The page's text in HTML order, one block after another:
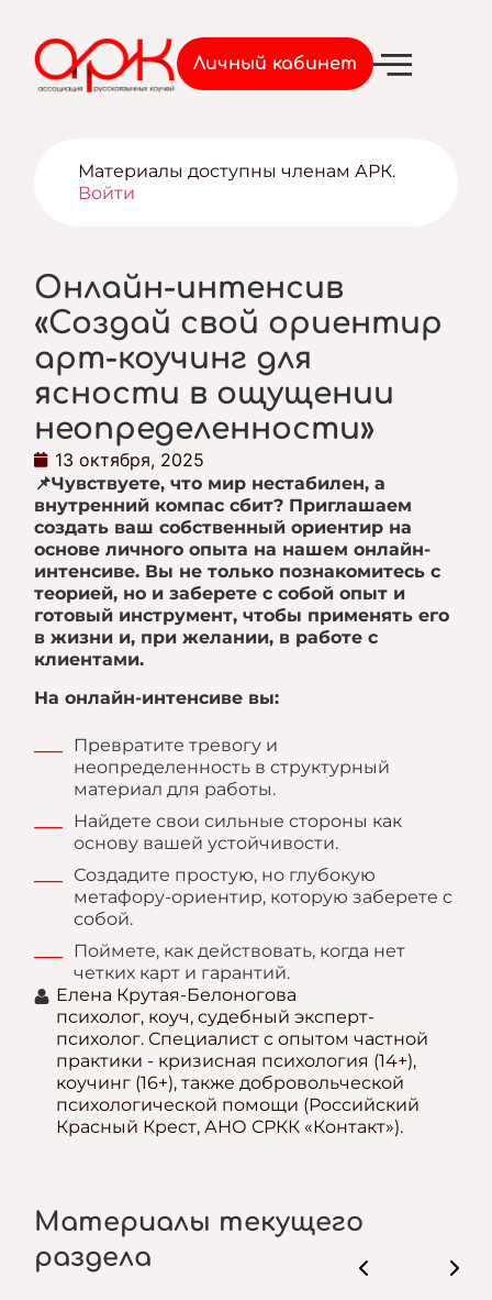
Личный кабинет
Материалы доступны членам АРК.
Войти
Онлайн-интенсив
«Создай свой ориентир
арт-коучинг для
ясности в ощущении
неопределенности»
13 октября, 2025
📌Чувствуете, что мир нестабилен, а
внутренний компас сбит? Приглашаем
создать ваш собственный ориентир на
основе личного опыта на нашем онлайн-
интенсиве. Вы не только познакомитесь с
теорией, но и заберете с собой опыт и
готовый инструмент, чтобы применять его
в жизни и, при желании, в работе с
клиентами.
На онлайн-интенсиве вы:
Превратите тревогу и
неопределенность в структурный
материал для работы.
Найдете свои сильные стороны как
основу вашей устойчивости.
Создадите простую, но глубокую
метафору-ориентир, которую заберете с
собой.
Поймете, как действовать, когда нет
четких карт и гарантий.
Елена Крутая-Белоногова
психолог, коуч, судебный эксперт-
психолог. Специалист с опытом частной
практики - кризисная психология (14+),
коучинг (16+), также добровольческой
психологической помощи (Российский
Красный Крест, АНО СРКК «Контакт»).
Материалы текущего
раздела